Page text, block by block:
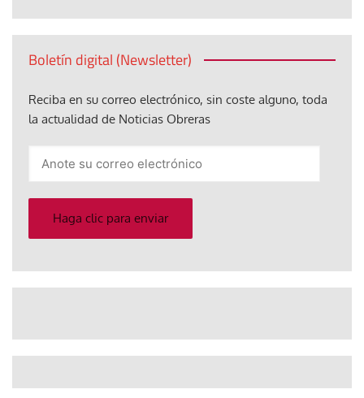
Boletín digital (Newsletter)
Reciba en su correo electrónico, sin coste alguno, toda
la actualidad de Noticias Obreras
electrónico
Haga clic para enviar